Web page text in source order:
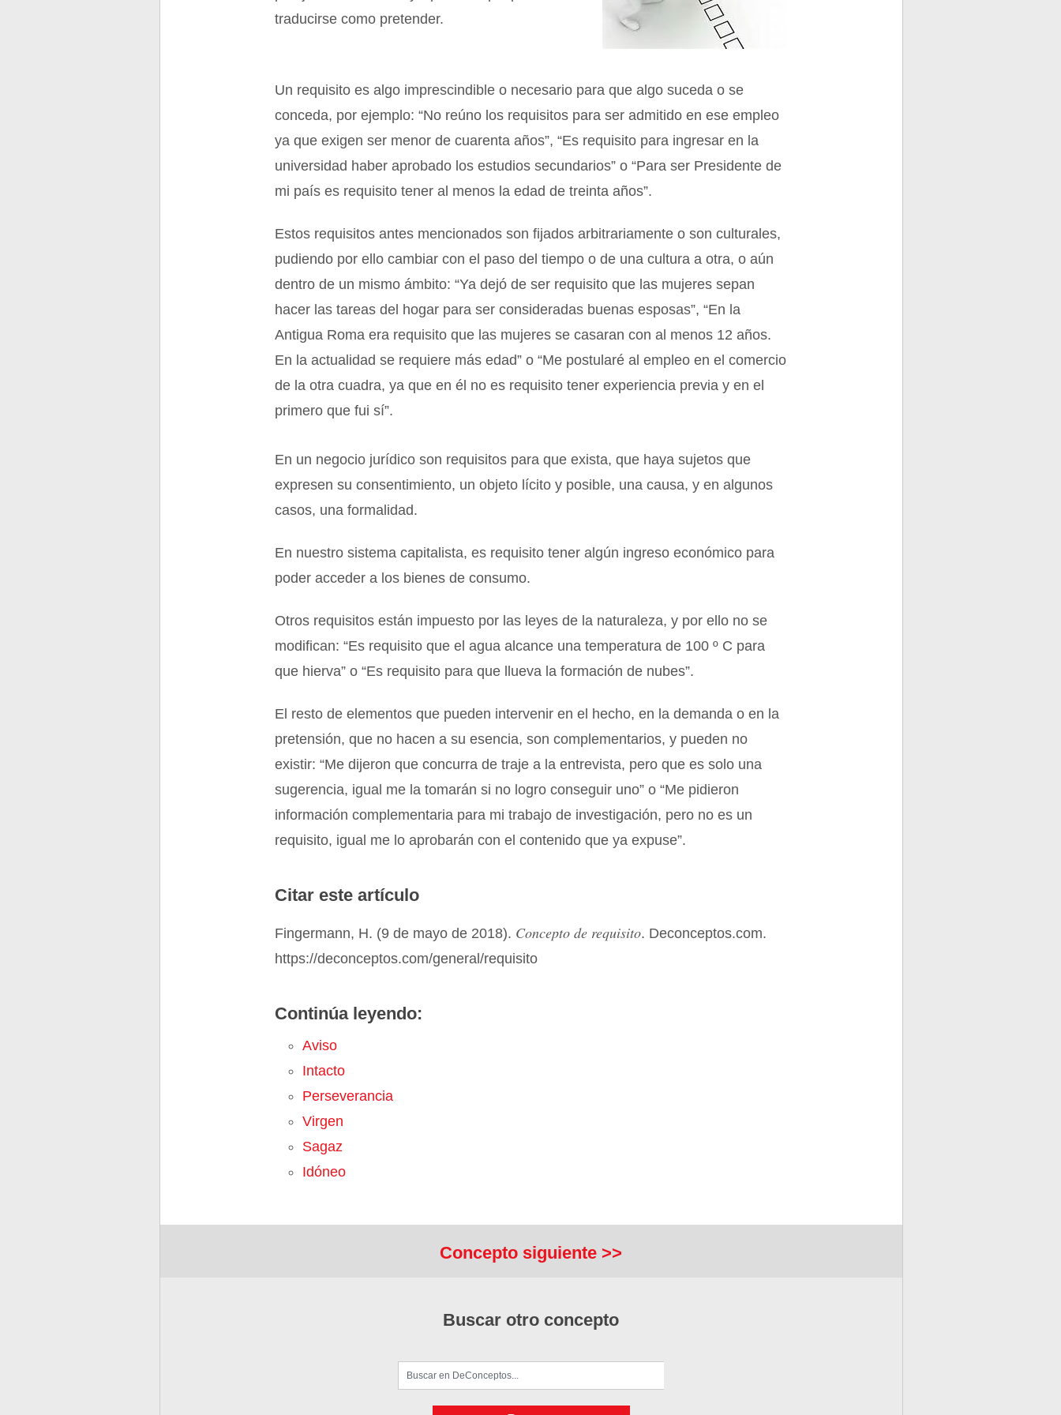
traducirse como pretender.
Un requisito es algo imprescindible o necesario para que algo suceda o se
conceda, por ejemplo: “No reúno los requisitos para ser admitido en ese empleo
ya que exigen ser menor de cuarenta años”, “Es requisito para ingresar en la
universidad haber aprobado los estudios secundarios” o “Para ser Presidente de
mi país es requisito tener al menos la edad de treinta años”.
Estos requisitos antes mencionados son fijados arbitrariamente o son culturales,
pudiendo por ello cambiar con el paso del tiempo o de una cultura a otra, o aún
dentro de un mismo ámbito: “Ya dejó de ser requisito que las mujeres sepan
hacer las tareas del hogar para ser consideradas buenas esposas”, “En la
Antigua Roma era requisito que las mujeres se casaran con al menos 12 años.
En la actualidad se requiere más edad” o “Me postularé al empleo en el comercio
de la otra cuadra, ya que en él no es requisito tener experiencia previa y en el
primero que fui sí”.
En un negocio jurídico son requisitos para que exista, que haya sujetos que
expresen su consentimiento, un objeto lícito y posible, una causa, y en algunos
casos, una formalidad.
En nuestro sistema capitalista, es requisito tener algún ingreso económico para
poder acceder a los bienes de consumo.
Otros requisitos están impuesto por las leyes de la naturaleza, y por ello no se
modifican: “Es requisito que el agua alcance una temperatura de 100 º C para
que hierva” o “Es requisito para que llueva la formación de nubes”.
El resto de elementos que pueden intervenir en el hecho, en la demanda o en la
pretensión, que no hacen a su esencia, son complementarios, y pueden no
existir: “Me dijeron que concurra de traje a la entrevista, pero que es solo una
sugerencia, igual me la tomarán si no logro conseguir uno” o “Me pidieron
información complementaria para mi trabajo de investigación, pero no es un
requisito, igual me lo aprobarán con el contenido que ya expuse”.
Citar este artículo
Fingermann, H. (9 de mayo de 2018). Concepto de requisito. Deconceptos.com.
https://deconceptos.com/general/requisito
Continúa leyendo:
Aviso
Intacto
Perseverancia
Virgen
Sagaz
Idóneo
Concepto siguiente >>
Buscar otro concepto